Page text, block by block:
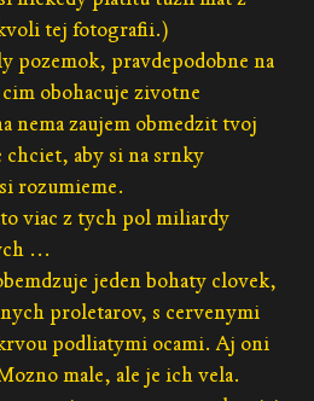
tej fotografii.)
pozemok, pravdepodobne na
obohacuje zivotne
nema zaujem obmedzit tvoj
aby si na srnky
rozumieme.
viac z tych pol miliardy
...
jeden bohaty clovek,
proletarov, s cervenymi
podliatymi ocami. Aj oni
male, ale je ich vela.